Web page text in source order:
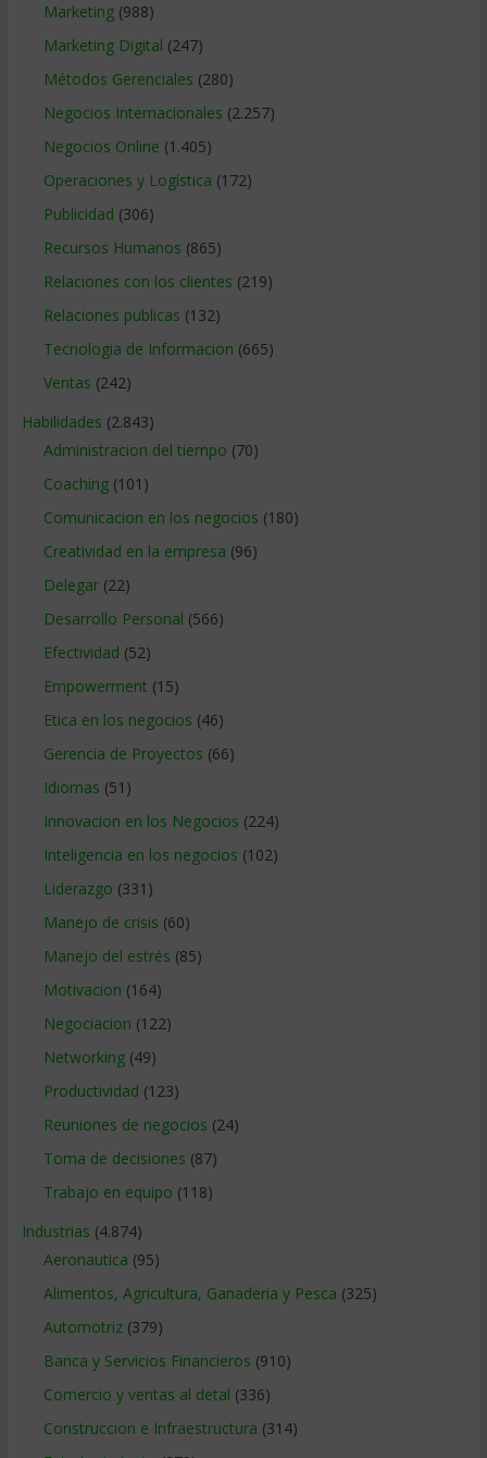
Marketing(988)
Marketing Digital (247)
Métodos Gerenciales (280)
Negocios Internacionales (2.257)
Negocios Online (1.405)
Operaciones y Logística (172)
Publicidad (306)
Recursos Humanos (865)
Relaciones con los clientes (219)
Relaciones publicas (132)
Tecnologia de Informacion (665)
Ventas (242)
Habilidades (2.843)
Administracion del tiempo (70)
Coaching(101)
Comunicacion en los negocios (180)
Creatividad en la empresa (96)
Delegar(22)
Desarrollo Personal (566)
Efectividad (52)
Empowerment (15)
Etica en los negocios (46)
Gerencia de Proyectos (66)
Idiomas (51)
Innovacion en los Negocios (224)
Inteligencia en los negocios (102)
Liderazgo (331)
Manejo de crisis (60)
Manejo del estrés (85)
Motivacion (164)
Negociacion (122)
Networking(49)
Productividad (123)
Reuniones de negocios (24)
Toma de decisiones (87)
Trabajo en equipo (118)
Industrias (4.874)
Aeronautica (95)
Alimentos, Agricultura, Ganaderia y Pesca (325)
Automotriz(379)
Banca y Servicios Financieros (910)
Comercio y ventas al detal (336)
Construccion e Infraestructura (314)